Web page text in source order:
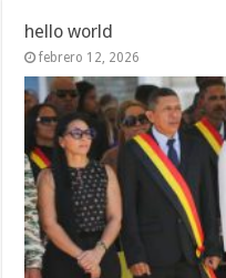
hello world
febrero 12, 2026